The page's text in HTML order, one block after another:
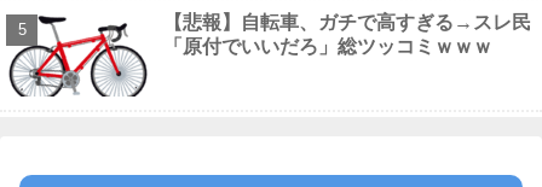
【悲報】自転車、ガチで高すぎる→スレ民
「原付でいいだろ」総ツッコミｗｗｗ